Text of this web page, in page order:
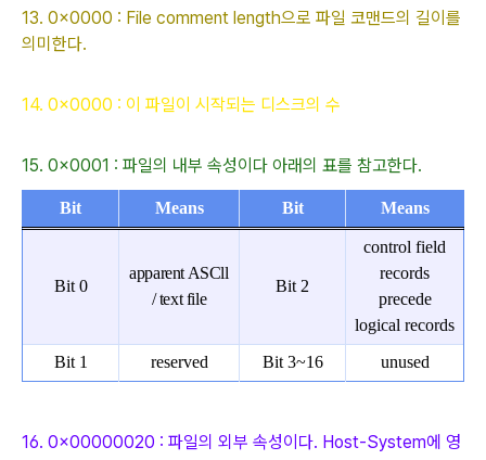
13. 0x0000 : File comment length으로 파일 코맨드의 길이를
의미한다.
14. 0x0000 : 이 파일이 시작되는 디스크의 수
15. 0x0001 : 파일의 내부 속성이다 아래의 표를 참고한다.
Bit Means Bit Means
Bit 0
apparent ASCll
/ text file
Bit 2
control field
records
precede
logical records
Bit 1
reserved Bit 3~16 unused
16. 0x00000020 : 파일의 외부 속성이다. Host-System에 영